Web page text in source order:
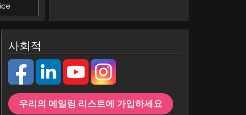
사회적
우리의 메일링 리스트에 가입하세요